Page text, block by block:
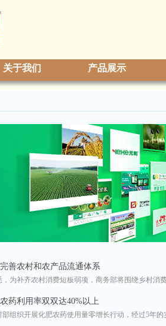
关于我们 产品展示
善农村和农产品流通体系
补齐农村消费短板弱项，商务部将围绕乡村消
药利用率双双达40%以上
织开展化肥农药使用量零增长行动，经过5年的